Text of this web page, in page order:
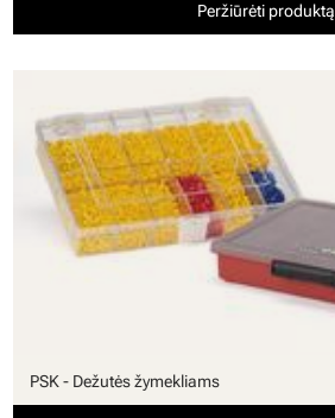
Peržiūrėti produktą
PSK - Dežutės žymekliams